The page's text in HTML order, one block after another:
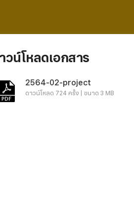
วน์โหลดเอกสาร
2564-02-project
ดาวน์โหลด 724 ครั้ง | ขนาด 3 MB